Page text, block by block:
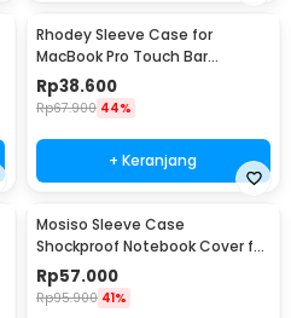
Rhodey Sleeve Case for
MacBook Pro Touch Bar
Neoprene with Pouch 14 Inch -
YG6005
Rp38.600
Rp67.900 44%
+ Keranjang
Mosiso Sleeve Case
Shockproof Notebook Cover for
Laptop 15.6 Inch - C0412
Rp57.000
Rp95.900 41%